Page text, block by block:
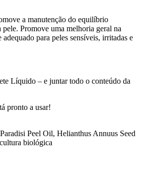
a manutenção do equilíbrio
Promove uma melhoria geral na
para peles sensíveis, irritadas e
Líquido – e juntar todo o conteúdo da
pronto a usar!
Peel Oil, Helianthus Annuus Seed
biológica